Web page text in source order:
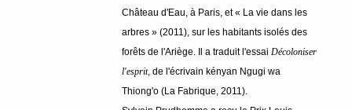
Château d'Eau, à Paris, et « La vie dans les
arbres » (2011), sur les habitants isolés des
forêts de l'Ariège. Il a traduit l'essai Décoloniser
l'esprit, de l'écrivain kényan Ngugi wa
Thiong'o (La Fabrique, 2011).